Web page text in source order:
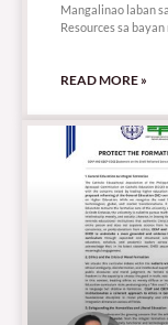
Mangalinao laban
Resources sa
READ MORE »